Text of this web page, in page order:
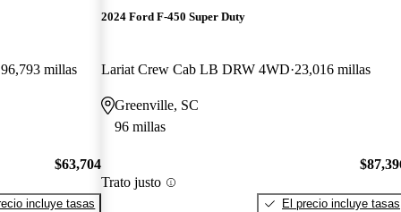
96,793 millas
$63,704
incluye tasas
2024 Ford F-450 Super Duty
Lariat Crew Cab LB DRW 4WD 23,016 millas
Greenville, SC
96 millas
Trato justo
El precio incluye tasas